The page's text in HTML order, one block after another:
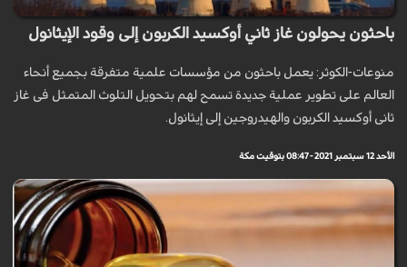
باحثون يحولون غاز ثاني أوكسيد الكربون إلى وقود الإيثانول
منوعات-الكوثر: يعمل باحثون من مؤسسات علمية متفرقة بجميع أنحاء
العالم على تطوير عملية جديدة تسمح لهم بتحويل التلوث المتمثل فى غاز
ثانى أوكسيد الكربون والهيدروجين إلى إيثانول.
الأحد 12 سبتمبر 2021 - 08:47 بتوقيت مكة